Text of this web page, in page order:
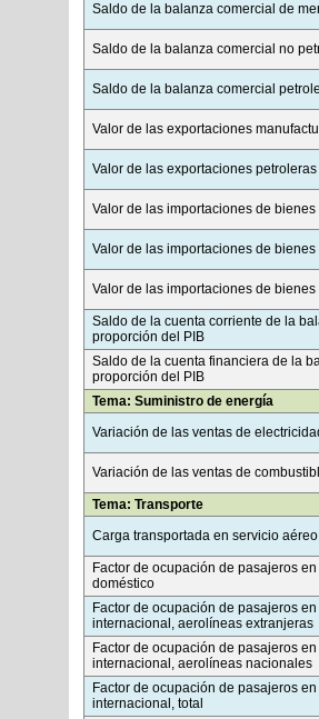
Saldo de la balanza comercial de
Saldo de la balanza comercial no
Saldo de la balanza comercial
Valor de las exportaciones
Valor de las exportaciones petroleras
Valor de las importaciones de
Valor de las importaciones de
Valor de las importaciones de
Saldo de la cuenta corriente de la
proporción del PIB
Saldo de la cuenta financiera de la
proporción del PIB
Tema: Suministro de energía
Variación de las ventas de
Variación de las ventas de
Tema: Transporte
Carga transportada en servicio
Factor de ocupación de pasajeros
doméstico
Factor de ocupación de pasajeros
internacional, aerolíneas extranjeras
Factor de ocupación de pasajeros
internacional, aerolíneas nacionales
Factor de ocupación de pasajeros
internacional, total